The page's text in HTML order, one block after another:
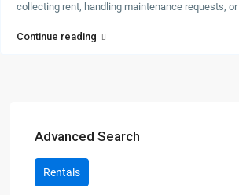
collecting rent, handling maintenance requests, or
Continue reading
Advanced Search
Rentals